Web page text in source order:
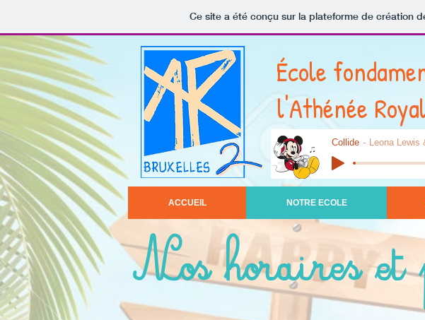
Ce site a été conçu sur la plateforme de création
École
l'Athénée
Collide Leona Lewis
ACCUEIL NOTRE ECOLE
Nos horaires et